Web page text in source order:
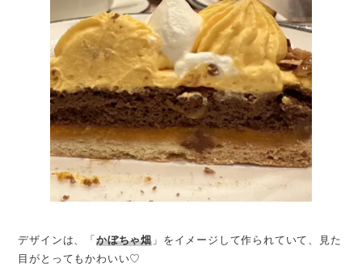
デザインは、「 かぼちゃ畑 」をイメージして作られていて、見た
目がとってもかわいい♡